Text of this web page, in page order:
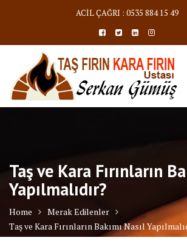
ACİL ÇAĞRI : 0535 884 15 49
Taş ve Kara Fırınların
Yapılmalıdır?
Home
Merak Edilenler
Taş ve Kara Fırınların Bakımı Nasıl